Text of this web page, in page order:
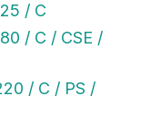
/ C
/ C / CSE /
/ C / PS /